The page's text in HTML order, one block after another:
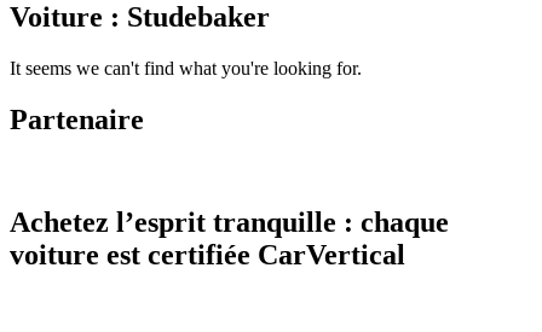
Voiture : Studebaker
It seems we can't find what you're looking for.
Partenaire
Achetez l’esprit tranquille : chaque
voiture est certifiée CarVertical